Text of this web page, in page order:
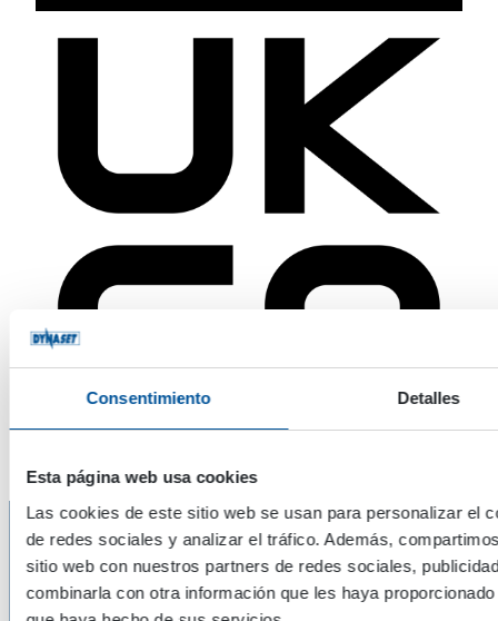
Consentimiento Detalles
Esta página web usa cookies
Las cookies de este sitio web se usan para personalizar el
de redes sociales y analizar el tráfico. Además,
sitio web con nuestros partners de redes sociales,
combinarla con otra información que les haya
Conozca nuestros productos